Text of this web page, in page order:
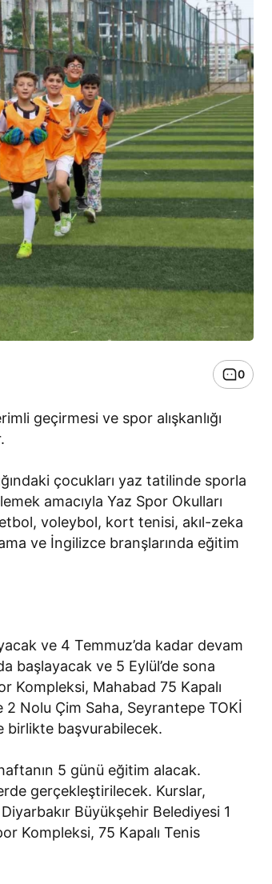
0
geçirmesi ve spor alışkanlığı
çocukları yaz tatilinde sporla
amacıyla Yaz Spor Okulları
voleybol, kort tenisi, akıl-zeka
ve İngilizce branşlarında eğitim
ve 4 Temmuz’da kadar devam
başlayacak ve 5 Eylül’de sona
Kompleksi, Mahabad 75 Kapalı
Nolu Çim Saha, Seyrantepe TOKİ
birlikte başvurabilecek.
5 günü eğitim alacak.
gerçekleştirilecek. Kurslar,
Büyükşehir Belediyesi 1
Kompleksi, 75 Kapalı Tenis